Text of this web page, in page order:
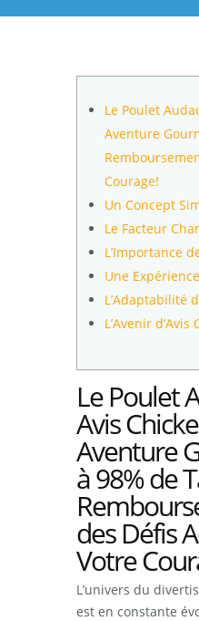
Le Poulet
Aventure
Courage!
Un Concept
Le Facteur
L’Importance
Une
L’Adaptabilité
L’Avenir
Le Poulet
Avis
Aventure
à 98% de
des Défis
Votre
L’univers du
est en constante